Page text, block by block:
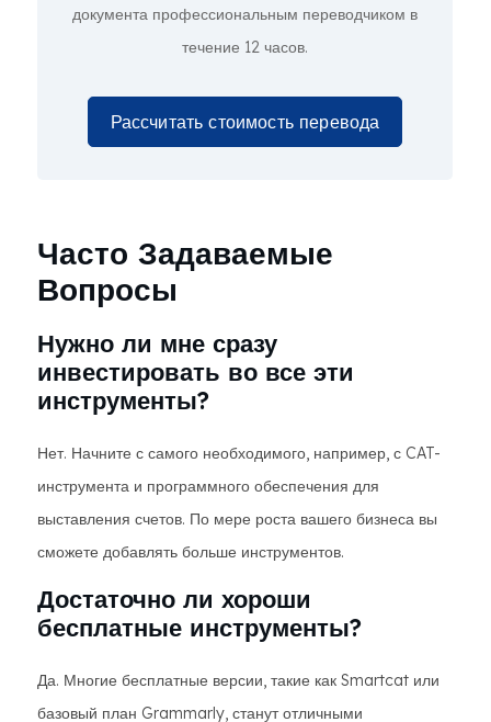
документа профессиональным переводчиком в
течение 12 часов.
Рассчитать стоимость перевода
Часто Задаваемые
Вопросы
Нужно ли мне сразу
инвестировать во все эти
инструменты?
Нет. Начните с самого необходимого, например, с CAT-
инструмента и программного обеспечения для
выставления счетов. По мере роста вашего бизнеса вы
сможете добавлять больше инструментов.
Достаточно ли хороши
бесплатные инструменты?
Да. Многие бесплатные версии, такие как Smartcat или
базовый план Grammarly, станут отличными